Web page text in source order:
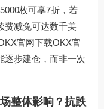
枚可享7折，若
费减免可达数千美
官网下载OKX官
逐步建仓，而非一次
整体影响？抗跌